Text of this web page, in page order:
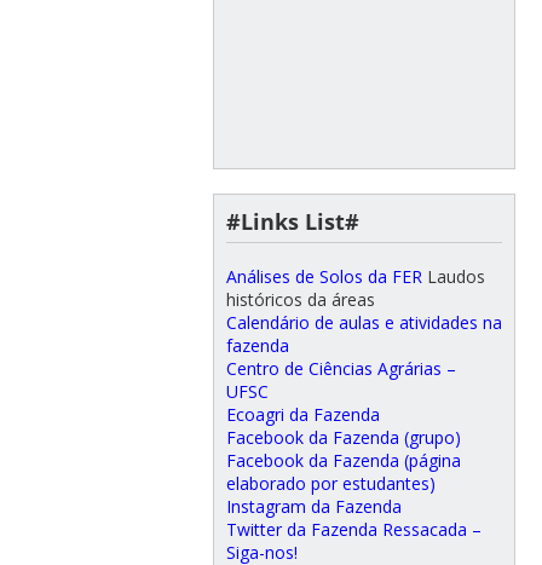
#Links List#
Análises de Solos da FER Laudos
históricos da áreas
Calendário de aulas e atividades na
fazenda
Centro de Ciências Agrárias –
UFSC
Ecoagri da Fazenda
Facebook da Fazenda (grupo)
Facebook da Fazenda (página
elaborado por estudantes)
Instagram da Fazenda
Twitter da Fazenda Ressacada –
Siga-nos!